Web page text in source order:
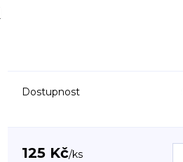
Dostupnost
125 Kč/ks